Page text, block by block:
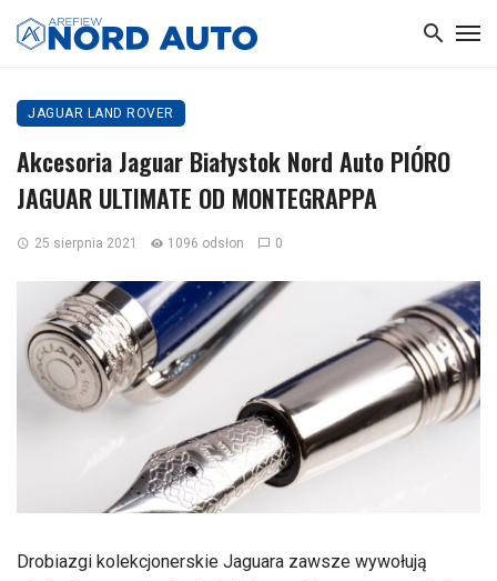
JAGUAR LAND ROVER
Akcesoria Jaguar Białystok Nord Auto PIÓRO
JAGUAR ULTIMATE OD MONTEGRAPPA
25 sierpnia 2021 1096 odsłon 0
Drobiazgi kolekcjonerskie Jaguara zawsze wywołują